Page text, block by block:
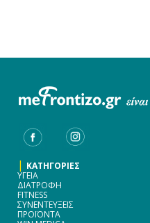
| ΚΑΤΗΓΟΡΙΕΣ
ΥΓΕΙΑ
ΔΙΑΤΡΟΦΗ
FITNESS
ΣΥΝΕΝΤΕΥΞΕΙΣ
ΠΡΟΪΟΝΤΑ